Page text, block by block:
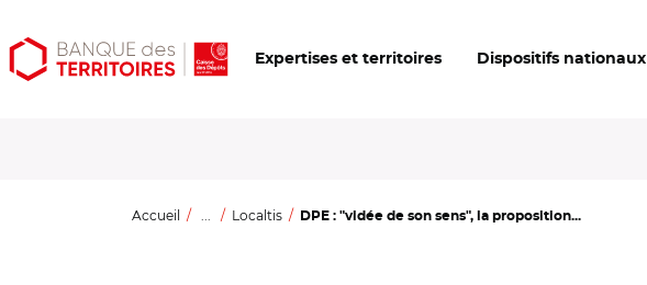
Aller
au
Aller
au
Ouvrir
les
Expertises et territoires Dispositifs nationaux
Accueil ... Localtis DPE : "vidée de son sens", la proposition...